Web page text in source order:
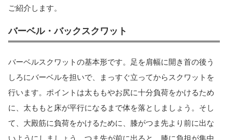
ご紹介します。
バーベル・バックスクワット
バーベルスクワットの基本形です。足を肩幅に開き首の後う
しろにバーベルを担いで、まっすぐ立ってからスクワットを
行います。ポイントは太ももやお尻に十分負荷をかけるため
に、太ももと床が平行になるまで体を落としましょう。そし
て、大殿筋に負荷をかけるために、膝がつま先より前に出な
いようにしましょう。つま先が前に出ると、膝に負担が集中